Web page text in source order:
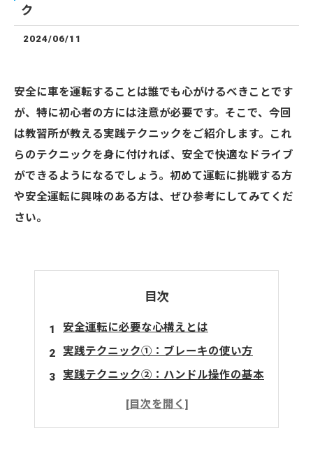
ク
2024/06/11
安全に車を運転することは誰でも心がけるべきことです
が、特に初心者の方には注意が必要です。そこで、今回
は教習所が教える実践テクニックをご紹介します。これ
らのテクニックを身に付ければ、安全で快適なドライブ
ができるようになるでしょう。初めて運転に挑戦する方
や安全運転に興味のある方は、ぜひ参考にしてみてくだ
さい。
目次
安全運転に必要な心構えとは
実践テクニック①：ブレーキの使い方
実践テクニック②：ハンドル操作の基本
実践テクニック③：視線の使い方